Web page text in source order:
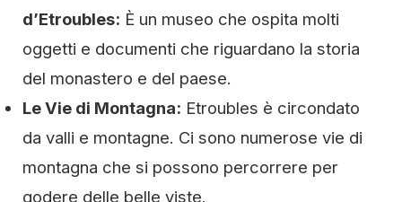
d’Etroubles: È un museo che ospita molti
oggetti e documenti che riguardano la storia
del monastero e del paese.
Le Vie di Montagna: Etroubles è circondato
da valli e montagne. Ci sono numerose vie di
montagna che si possono percorrere per
godere delle belle viste.